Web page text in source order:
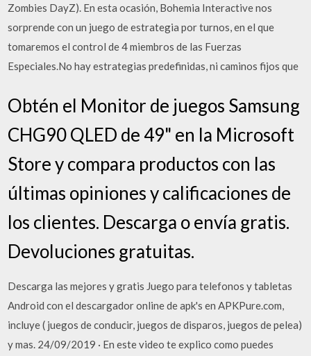
Zombies DayZ). En esta ocasión, Bohemia Interactive nos
sorprende con un juego de estrategia por turnos, en el que
tomaremos el control de 4 miembros de las Fuerzas
Especiales.No hay estrategias predefinidas, ni caminos fijos que
Obtén el Monitor de juegos Samsung
CHG90 QLED de 49" en la Microsoft
Store y compara productos con las
últimas opiniones y calificaciones de
los clientes. Descarga o envía gratis.
Devoluciones gratuitas.
Descarga las mejores y gratis Juego para telefonos y tabletas
Android con el descargador online de apk's en APKPure.com,
incluye ( juegos de conducir, juegos de disparos, juegos de pelea)
y mas. 24/09/2019 · En este video te explico como puedes